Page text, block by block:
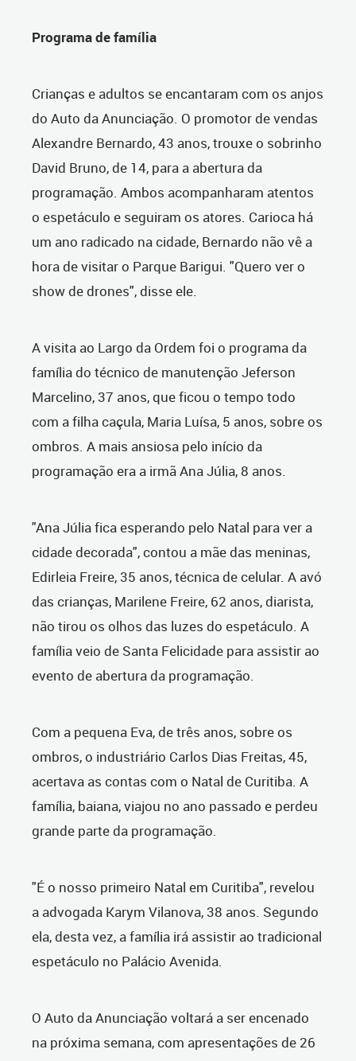
Programa de família
Crianças e adultos se encantaram com os anjos
do Auto da Anunciação. O promotor de vendas
Alexandre Bernardo, 43 anos, trouxe o sobrinho
David Bruno, de 14, para a abertura da
programação. Ambos acompanharam atentos
o espetáculo e seguiram os atores. Carioca há
um ano radicado na cidade, Bernardo não vê a
hora de visitar o Parque Barigui. "Quero ver o
show de drones", disse ele.
A visita ao Largo da Ordem foi o programa da
família do técnico de manutenção Jeferson
Marcelino, 37 anos, que ficou o tempo todo
com a filha caçula, Maria Luísa, 5 anos, sobre os
ombros. A mais ansiosa pelo início da
programação era a irmã Ana Júlia, 8 anos.
"Ana Júlia fica esperando pelo Natal para ver a
cidade decorada", contou a mãe das meninas,
Edirleia Freire, 35 anos, técnica de celular. A avó
das crianças, Marilene Freire, 62 anos, diarista,
não tirou os olhos das luzes do espetáculo. A
família veio de Santa Felicidade para assistir ao
evento de abertura da programação.
Com a pequena Eva, de três anos, sobre os
ombros, o industriário Carlos Dias Freitas, 45,
acertava as contas com o Natal de Curitiba. A
família, baiana, viajou no ano passado e perdeu
grande parte da programação.
"É o nosso primeiro Natal em Curitiba", revelou
a advogada Karym Vilanova, 38 anos. Segundo
ela, desta vez, a família irá assistir ao tradicional
espetáculo no Palácio Avenida.
O Auto da Anunciação voltará a ser encenado
na próxima semana, com apresentações de 26